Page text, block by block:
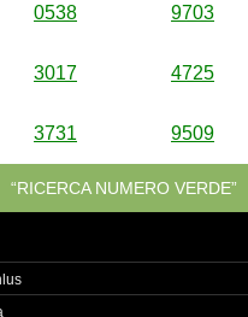
0538 9703
3017 4725
3731 9509
“RICERCA NUMERO VERDE”